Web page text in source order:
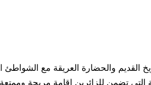
والحضارة العريقة مع الشواطئ
تضمن للزائرين إقامة مريحة